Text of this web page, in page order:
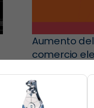
Aumento
comercio